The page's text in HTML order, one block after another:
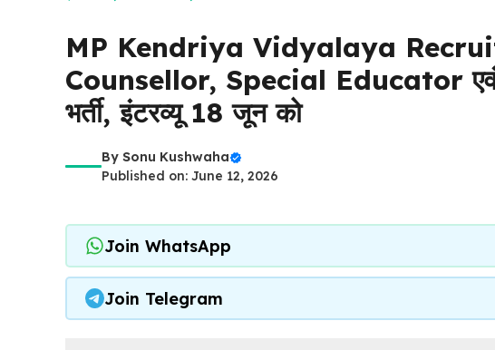
MP Kendriya Vidyalaya
Counsellor, Special Educator
भर्ती, इंटरव्यू 18 जून को
By Sonu Kushwaha
Published on: June 12, 2026
Join WhatsApp
Join Telegram